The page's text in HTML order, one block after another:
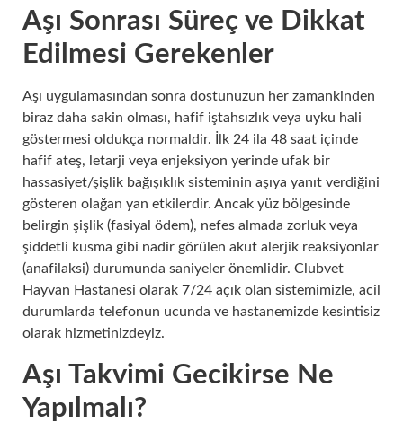
Aşı Sonrası Süreç ve Dikkat
Edilmesi Gerekenler
Aşı uygulamasından sonra dostunuzun her zamankinden
biraz daha sakin olması, hafif iştahsızlık veya uyku hali
göstermesi oldukça normaldir. İlk 24 ila 48 saat içinde
hafif ateş, letarji veya enjeksiyon yerinde ufak bir
hassasiyet/şişlik bağışıklık sisteminin aşıya yanıt verdiğini
gösteren olağan yan etkilerdir. Ancak yüz bölgesinde
belirgin şişlik (fasiyal ödem), nefes almada zorluk veya
şiddetli kusma gibi nadir görülen akut alerjik reaksiyonlar
(anafilaksi) durumunda saniyeler önemlidir. Clubvet
Hayvan Hastanesi olarak 7/24 açık olan sistemimizle, acil
durumlarda telefonun ucunda ve hastanemizde kesintisiz
olarak hizmetinizdeyiz.
Aşı Takvimi Gecikirse Ne
Yapılmalı?